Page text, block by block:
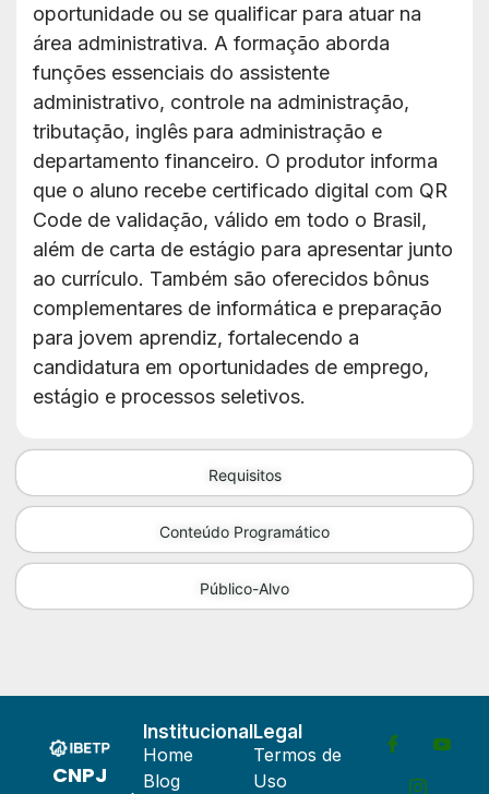
Requisitos
Conteúdo Programático
Público-Alvo
oportunidade ou se qualificar para atuar na
área administrativa. A formação aborda
funções essenciais do assistente
administrativo, controle na administração,
tributação, inglês para administração e
departamento financeiro. O produtor informa
que o aluno recebe certificado digital com QR
Code de validação, válido em todo o Brasil,
além de carta de estágio para apresentar junto
ao currículo. Também são oferecidos bônus
complementares de informática e preparação
para jovem aprendiz, fortalecendo a
candidatura em oportunidades de emprego,
estágio e processos seletivos.
CNPJ
Institucional
Home
Blog
Legal
Termos de
Uso